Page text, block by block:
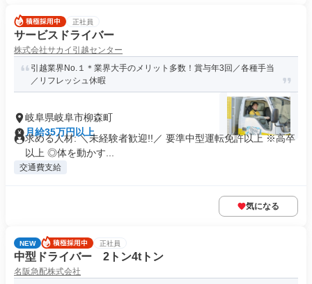
正社員
サービスドライバー
株式会社サカイ引越センター
引越業界No.１＊業界大手のメリット多数！賞与年3回／各種手当
／リフレッシュ休暇
岐阜県岐阜市柳森町
月給35万円以上
求める人材: ＼未経験者歓迎!!／ 要準中型運転免許以上 ※高卒
以上 ◎体を動かす...
交通費支給
気になる
NEW 正社員
中型ドライバー 2トン4tトン
名阪急配株式会社